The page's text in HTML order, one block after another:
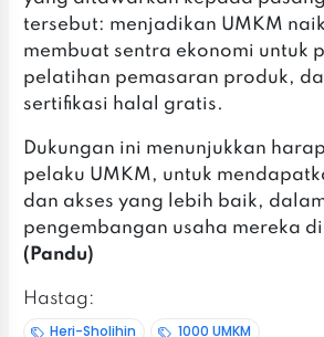
tersebut: menjadikan UMKM
membuat sentra ekonomi untuk
pelatihan pemasaran produk,
sertifikasi halal gratis.
Dukungan ini menunjukkan
pelaku UMKM, untuk
dan akses yang lebih baik,
pengembangan usaha mereka
(Pandu)
Hastag:
Heri-Sholihin
1000 UMKM